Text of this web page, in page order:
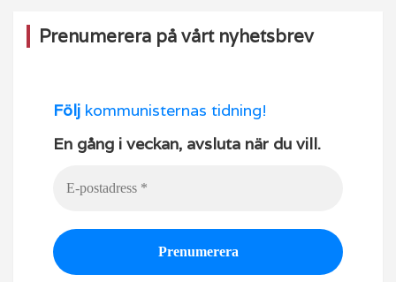
Prenumerera på vårt nyhetsbrev
Följ kommunisternas tidning!
En gång i veckan, avsluta när du vill.